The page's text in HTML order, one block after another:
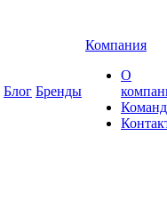
Блог Бренды
Компания
О